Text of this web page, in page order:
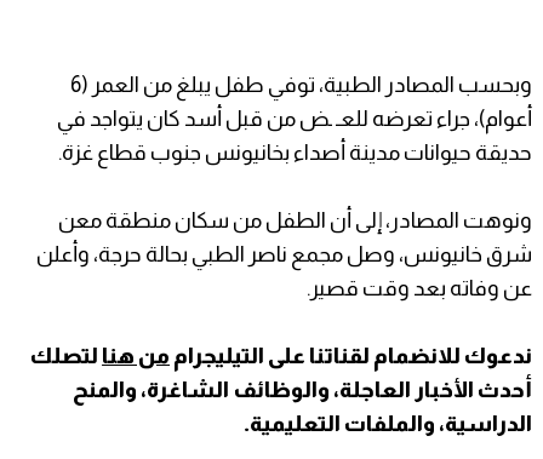
وبحسب المصادر الطبية، توفي طفل يبلغ من العمر (6
أعوام)، جراء تعرضه للعـ ـض من قبل أسد كان يتواجد في
حديقة حيوانات مدينة أصداء بخانيونس جنوب قطاع غزة.
ونوهت المصادر، إلى أن الطفل من سكان منطقة معن
شرق خانيونس، وصل مجمع ناصر الطبي بحالة حرجة، وأعلن
عن وفاته بعد وقت قصير.
ندعوك للانضمام لقناتنا على التيليجرام من هنا لتصلك
أحدث الأخبار العاجلة، والوظائف الشاغرة، والمنح
الدراسية، والملفات التعليمية.